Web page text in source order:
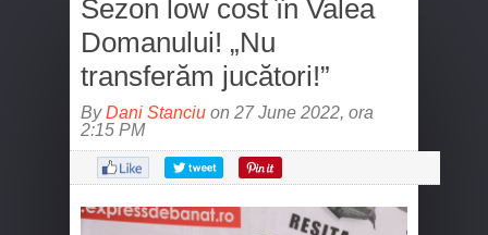
Sezon low cost în Valea
Domanului! „Nu
transferăm jucători!”
ByDani Stanciu on 27 June 2022, ora
2:15 PM